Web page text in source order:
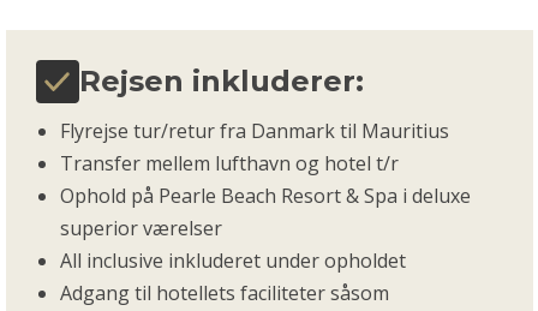
Rejsen inkluderer:
Flyrejse tur/retur fra Danmark til Mauritius
Transfer mellem lufthavn og hotel t/r
Ophold på Pearle Beach Resort & Spa i deluxe
superior værelser
All inclusive inkluderet under opholdet
Adgang til hotellets faciliteter såsom